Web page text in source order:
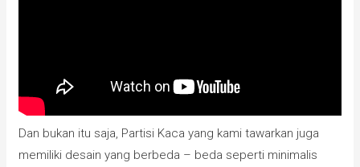
Dan bukan itu saja, Partisi Kaca yang kami tawarkan juga
memiliki desain yang berbeda – beda seperti minimalis